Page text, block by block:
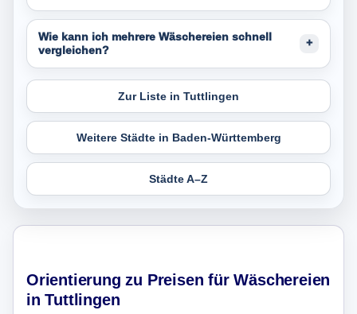
Wie kann ich mehrere Wäschereien schnell
vergleichen?
Zur Liste in Tuttlingen
Weitere Städte in Baden-Württemberg
Städte A–Z
Orientierung zu Preisen für Wäschereien
in Tuttlingen